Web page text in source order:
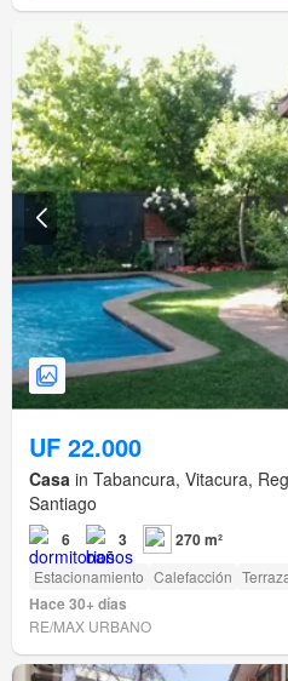
UF 22.000
Casa in Tabancura, Vitacura,
Santiago
6 3 270 m²
Estacionamiento Calefacción
Hace 30+ días
RE/MAX URBANO